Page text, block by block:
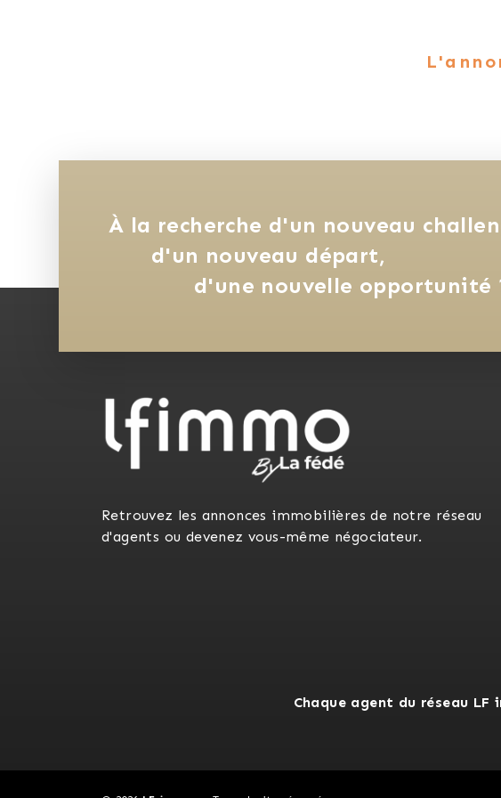
À la recherche d'un nouveau
d'un nouveau départ,
d'une nouvelle opportunité
Retrouvez les annonces immobilières de notre réseau
d'agents ou devenez vous-même négociateur.
Chaque agent du réseau